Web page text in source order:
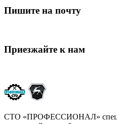
Пишите на почту
Приезжайте к нам
СТО «ПРОФЕССИОНАЛ»